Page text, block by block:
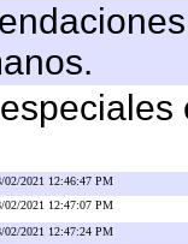
02/2021 12:46:47 PM
02/2021 12:47:07 PM
02/2021 12:47:24 PM